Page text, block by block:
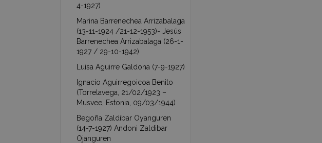
4-1927)
Marina Barrenechea Arrizabalaga
(13-11-1924 /21-12-1953)- Jesús
Barrenechea Arrizabalaga (26-1-
1927 / 29-10-1942)
Luisa Aguirre Galdona (7-9-1927)
Ignacio Aguirregoicoa Benito
(Torrelavega, 21/02/1923 –
Musvee, Estonia, 09/03/1944)
Begoña Zaldibar Oyanguren
(14-7-1927) Andoni Zaldibar
Ojanguren